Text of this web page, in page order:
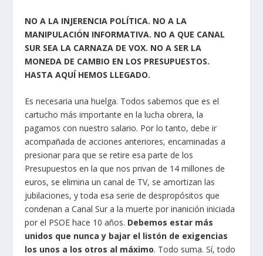
NO A LA INJERENCIA POLÍTICA. NO A LA
MANIPULACIÓN INFORMATIVA. NO A QUE CANAL
SUR SEA LA CARNAZA DE VOX. NO A SER LA
MONEDA DE CAMBIO EN LOS PRESUPUESTOS.
HASTA AQUÍ HEMOS LLEGADO.
Es necesaria una huelga. Todos sabemos que es el
cartucho más importante en la lucha obrera, la
pagamos con nuestro salario. Por lo tanto, debe ir
acompañada de acciones anteriores, encaminadas a
presionar para que se retire esa parte de los
Presupuestos en la que nos privan de 14 millones de
euros, se elimina un canal de TV, se amortizan las
jubilaciones, y toda esa serie de despropósitos que
condenan a Canal Sur a la muerte por inanición iniciada
por el PSOE hace 10 años. Debemos estar más
unidos que nunca y bajar el listón de exigencias
los unos a los otros al máximo. Todo suma. Sí, todo